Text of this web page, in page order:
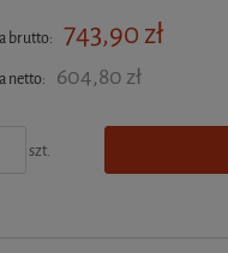
ewentualnych kosztów
brutto: 743,90 zł
netto: 604,80 zł
szt.